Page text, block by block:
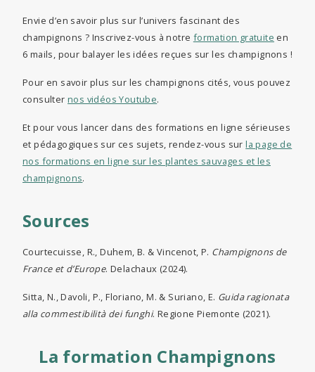
Envie d’en savoir plus sur l’univers fascinant des
champignons ? Inscrivez-vous à notre formation gratuite en
6 mails, pour balayer les idées reçues sur les champignons !
Pour en savoir plus sur les champignons cités, vous pouvez
consulternos vidéos Youtube.
Et pour vous lancer dans des formations en ligne sérieuses
et pédagogiques sur ces sujets, rendez-vous surla page de
nos formations en ligne sur les plantes sauvages et les
champignons.
Sources
Courtecuisse, R., Duhem, B. & Vincenot, P. Champignons de
France et d’Europe. Delachaux (2024).
Sitta, N., Davoli, P., Floriano, M. & Suriano, E. Guida ragionata
alla commestibilità dei funghi. Regione Piemonte (2021).
La formation Champignons